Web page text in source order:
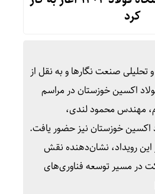
کرد
تحلیلی صنعت نگارها و به نقل از
اکسین خوزستان در مراسم
مهندس محمود لندی،
اکسین خوزستان نیز حضور یافت.
رویداد، نشان‌دهنده نقش
در مسیر توسعه فناوری‌های